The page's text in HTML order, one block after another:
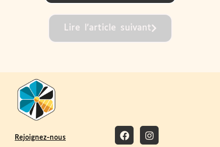
Lire l'article suivant
Rejoignez-nous